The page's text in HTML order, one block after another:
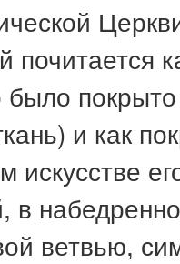
было
и как
искусстве
в
ветвью,